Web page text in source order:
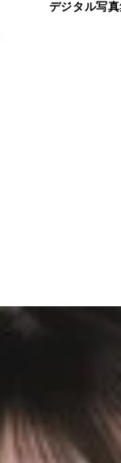
デジタル写